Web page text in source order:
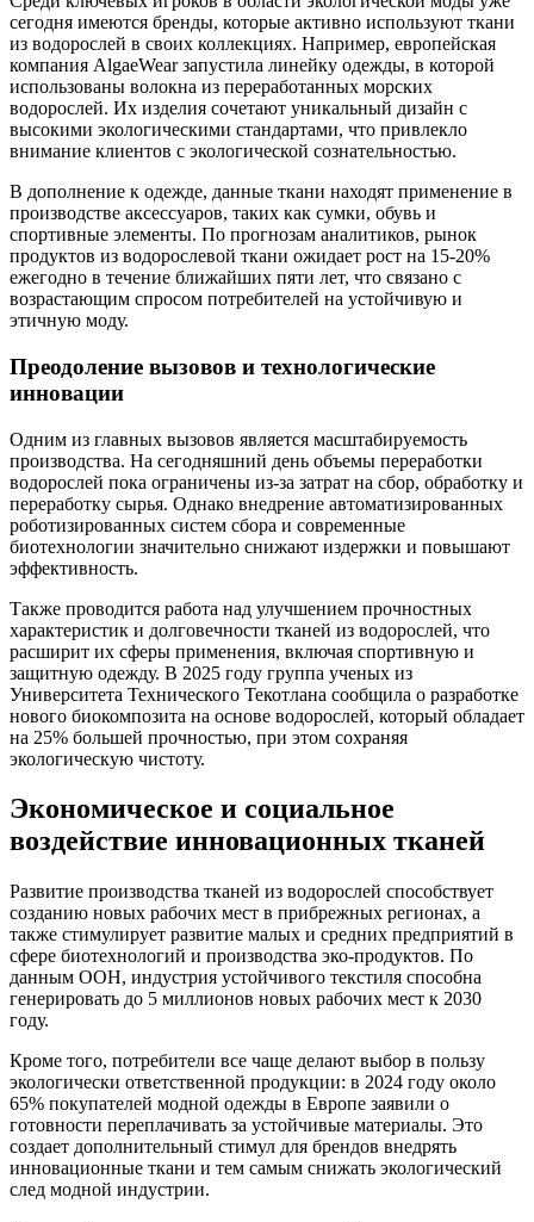
сегодня имеются бренды, которые активно используют ткани
из водорослей в своих коллекциях. Например, европейская
компания AlgaeWear запустила линейку одежды, в которой
использованы волокна из переработанных морских
водорослей. Их изделия сочетают уникальный дизайн с
высокими экологическими стандартами, что привлекло
внимание клиентов с экологической сознательностью.
В дополнение к одежде, данные ткани находят применение в
производстве аксессуаров, таких как сумки, обувь и
спортивные элементы. По прогнозам аналитиков, рынок
продуктов из водорослевой ткани ожидает рост на 15-20%
ежегодно в течение ближайших пяти лет, что связано с
возрастающим спросом потребителей на устойчивую и
этичную моду.
Преодоление вызовов и технологические
инновации
Одним из главных вызовов является масштабируемость
производства. На сегодняшний день объемы переработки
водорослей пока ограничены из-за затрат на сбор, обработку и
переработку сырья. Однако внедрение автоматизированных
роботизированных систем сбора и современные
биотехнологии значительно снижают издержки и повышают
эффективность.
Также проводится работа над улучшением прочностных
характеристик и долговечности тканей из водорослей, что
расширит их сферы применения, включая спортивную и
защитную одежду. В 2025 году группа ученых из
Университета Технического Текотлана сообщила о разработке
нового биокомпозита на основе водорослей, который обладает
на 25% большей прочностью, при этом сохраняя
экологическую чистоту.
Экономическое и социальное
воздействие инновационных тканей
Развитие производства тканей из водорослей способствует
созданию новых рабочих мест в прибрежных регионах, а
также стимулирует развитие малых и средних предприятий в
сфере биотехнологий и производства эко-продуктов. По
данным ООН, индустрия устойчивого текстиля способна
генерировать до 5 миллионов новых рабочих мест к 2030
году.
Кроме того, потребители все чаще делают выбор в пользу
экологически ответственной продукции: в 2024 году около
65% покупателей модной одежды в Европе заявили о
готовности переплачивать за устойчивые материалы. Это
создает дополнительный стимул для брендов внедрять
инновационные ткани и тем самым снижать экологический
след модной индустрии.